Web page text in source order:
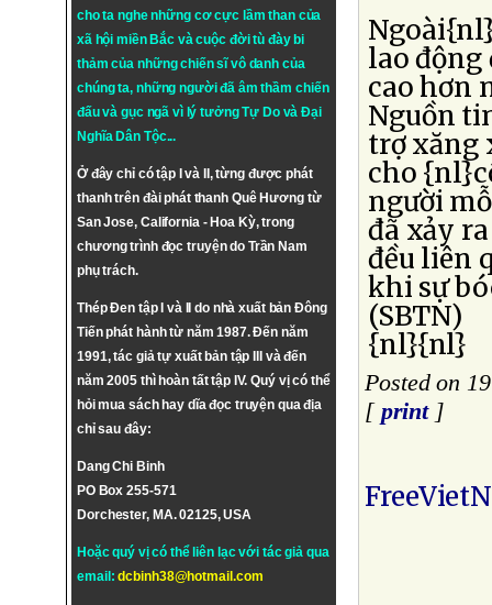
cho ta nghe những cơ cực lầm than của
xã hội miền Bắc và cuộc đời tù đày bi
thảm của những chiến sĩ vô danh của
chúng ta, những người đã âm thầm chiến
đấu và gục ngã vì lý tưởngTự DovàĐại
Nghĩa Dân Tộc...
Ở đây chỉ có tập I và II, từng được phát
thanh trên đài phát thanh Quê Hương từ
San Jose, California - Hoa Kỳ, trong
chương trình đọc truyện do Trần Nam
phụ trách.
Thép Đen tập I và II do nhà xuất bản Đông
Tiến phát hành từ năm 1987. Đến năm
1991, tác giả tự xuất bản tập III và đến
năm 2005 thì hoàn tất tập IV. Quý vị có thể
hỏi mua sách hay dĩa đọc truyện qua địa
chỉ sau đây:
Dang Chi Binh
PO Box 255-571
Dorchester, MA. 02125, USA
Hoặc quý vị có thể liên lạc với tác giả qua
email:dcbinh38@hotmail.com
lao động
cao hơn
Nguồn
trợ xăng
cho
người
đã xảy
đều liên
khi sự
(SBTN)
{nl}{nl}
Posted on
[ print]